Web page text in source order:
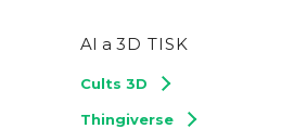
AI a 3D TISK
Cults 3D
Thingiverse